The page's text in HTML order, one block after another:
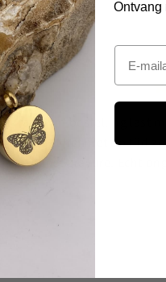
Ik had mijn bestelling last
bang dat het niet op tijd
mét gravure. Echt
Ontvang
Email